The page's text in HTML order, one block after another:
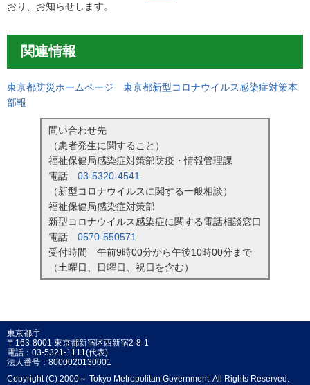
おり、お知らせします。
関連情報
東京都防災ホームページ 東京都新型コロナウイルス感染症対策本
部報
問い合わせ先
（患者発生に関すること）
福祉保健局感染症対策部防疫・情報管理課
電話 03-5320-4541
（新型コロナウイルスに関する一般相談）
福祉保健局感染症対策部
新型コロナウイルス感染症に関する電話相談窓口
電話 0570-550571
受付時間 午前9時00分から午後10時00分まで
（土曜日、日曜日、祝日を含む）
東京都庁
〒163-8001 東京都新宿区西新宿2-8-1
電話：03-5321-1111(代表)
法人番号：8000020130001
Copyright (C) 2000～ Tokyo Metropolitan Government. All Rights Reserved.